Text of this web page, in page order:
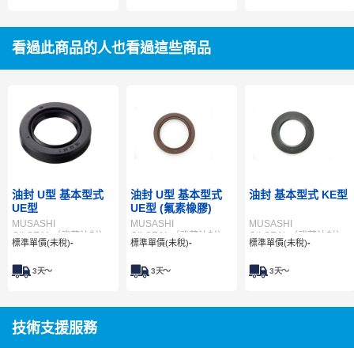
看過此商品的人也看過這些商品
油封 U型 基本型式
UE型
MUSASHI
OILSEAL（武蔵油封）
標準單價(未稅)-
3天～
油封 U型 基本型式
UE型 (氟素橡膠)
MUSASHI
OILSEAL（武蔵油封）
標準單價(未稅)-
3天～
油封 基本型式 KE型
MUSASHI
OILSEAL（武蔵油封）
標準單價(未稅)-
3天～
技術支援服務